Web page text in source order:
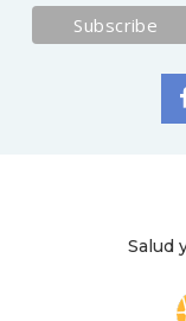
Salud